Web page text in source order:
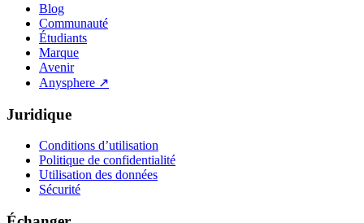
Blog
Communauté
Étudiants
Marque
Avenir
Anysphere ↗
Juridique
Conditions d’utilisation
Politique de confidentialité
Utilisation des données
Sécurité